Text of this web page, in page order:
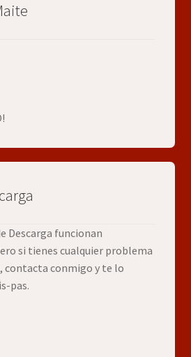
Descarga funcionan
si tienes cualquier problema
contacta conmigo y te lo
pas.